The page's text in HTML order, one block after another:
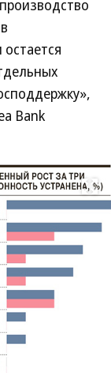
Bank
Развернуть